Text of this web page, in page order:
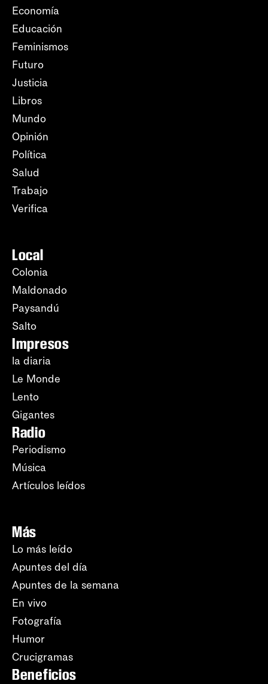
Economía
Educación
Feminismos
Futuro
Justicia
Libros
Mundo
Opinión
Política
Salud
Trabajo
Verifica
Local
Colonia
Maldonado
Paysandú
Salto
Impresos
la diaria
Le Monde
Lento
Gigantes
Radio
Periodismo
Música
Artículos leídos
Más
Lo más leído
Apuntes del día
Apuntes de la semana
En vivo
Fotografía
Humor
Crucigramas
Beneficios